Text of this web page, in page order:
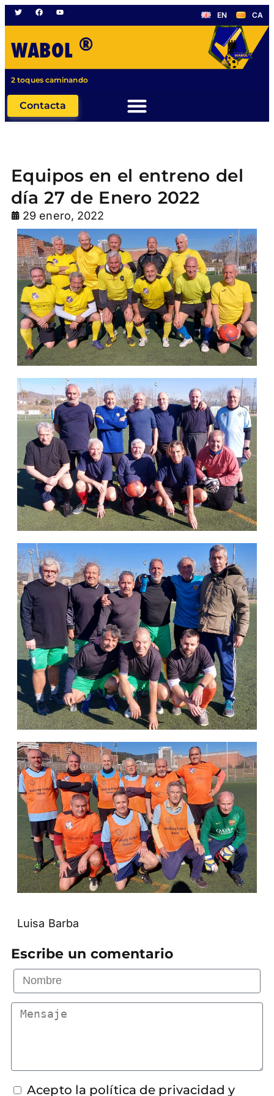
EN CA
WABOL ®
2 toques caminando
Contacta
Equipos en el entreno del
día 27 de Enero 2022
29 enero, 2022
Luisa Barba
Escribe un comentario
Acepto la política de privacidad y